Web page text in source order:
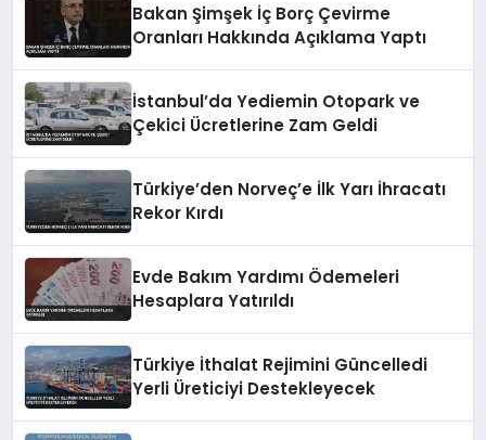
Bakan Şimşek İç Borç Çevirme
Oranları Hakkında Açıklama Yaptı
İstanbul’da Yediemin Otopark ve
Çekici Ücretlerine Zam Geldi
Türkiye’den Norveç’e İlk Yarı İhracatı
Rekor Kırdı
Evde Bakım Yardımı Ödemeleri
Hesaplara Yatırıldı
Türkiye İthalat Rejimini Güncelledi
Yerli Üreticiyi Destekleyecek